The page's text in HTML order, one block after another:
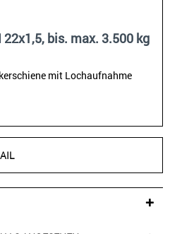
bis. max. 3.500 kg
mit Lochaufnahme